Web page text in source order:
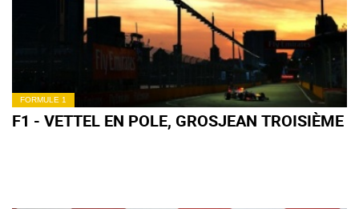
FORMULE 1
F1 - VETTEL EN POLE, GROSJEAN TROISIÈME